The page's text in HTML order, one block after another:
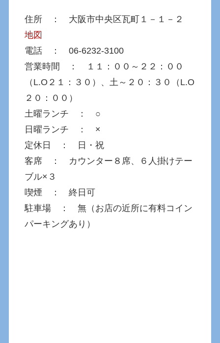
住所 ： 大阪市中央区瓦町１－１－２
地図
電話 ： 06-6232-3100
営業時間 ： １１：００～２２：００
（L.O２１：３０）、土～２０：３０（L.O
２０：００）
土曜ランチ ： ○
日曜ランチ ： ×
定休日 ： 日・祝
客席 ： カウンター８席、６人掛けテー
ブル×３
喫煙 ： 終日可
駐車場 ： 無（お店の近所に有料コイン
パーキングあり）